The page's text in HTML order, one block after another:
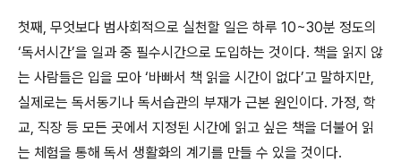
첫째, 무엇보다 범사회적으로 실천할 일은 하루 10~30분 정도의
‘독서시간’을 일과 중 필수시간으로 도입하는 것이다. 책을 읽지 않
는 사람들은 입을 모아 ‘바빠서 책 읽을 시간이 없다’고 말하지만,
실제로는 독서동기나 독서습관의 부재가 근본 원인이다. 가정, 학
교, 직장 등 모든 곳에서 지정된 시간에 읽고 싶은 책을 더불어 읽
는 체험을 통해 독서 생활화의 계기를 만들 수 있을 것이다.